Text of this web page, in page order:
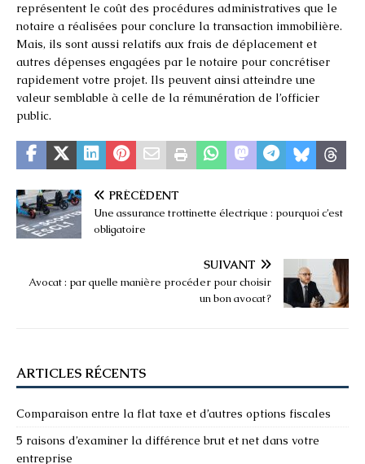
représentent le coût des procédures administratives que le
notaire a réalisées pour conclure la transaction immobilière.
Mais, ils sont aussi relatifs aux frais de déplacement et
autres dépenses engagées par le notaire pour concrétiser
rapidement votre projet. Ils peuvent ainsi atteindre une
valeur semblable à celle de la rémunération de l’officier
public.
PRÉCÉDENT
Une assurance trottinette électrique : pourquoi c’est
obligatoire
SUIVANT
Avocat : par quelle manière procéder pour choisir
un bon avocat ?
ARTICLES RÉCENTS
Comparaison entre la flat taxe et d’autres options fiscales
5 raisons d’examiner la différence brut et net dans votre
entreprise